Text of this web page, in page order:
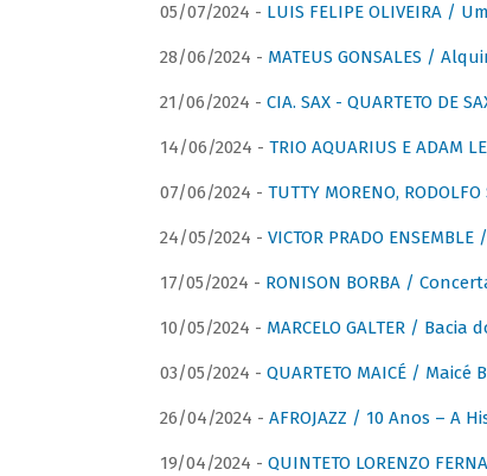
05/07/2024 - LUIS FELIPE OLIVEIRA /
28/06/2024 - MATEUS GONSALES /
21/06/2024 - CIA. SAX - QUARTETO DE
14/06/2024 - TRIO AQUARIUS E
07/06/2024 - TUTTY MORENO,
24/05/2024 - VICTOR PRADO
17/05/2024 - RONISON BORBA /
10/05/2024 - MARCELO GALTER / Bacia
03/05/2024 - QUARTETO MAICÉ / Maicé
26/04/2024 - AFROJAZZ / 10 Anos – A
19/04/2024 - QUINTETO LORENZO